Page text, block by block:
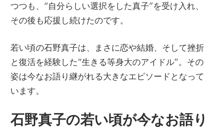
つつも、“自分らしい選択をした真子”を受け入れ、
その後も応援し続けたのです。
若い頃の石野真子は、まさに恋や結婚、そして挫折
と復活を経験した“生きる等身大のアイドル”。その
姿は今なお語り継がれる大きなエピソードとなって
います。
石野真子の若い頃が今なお語り